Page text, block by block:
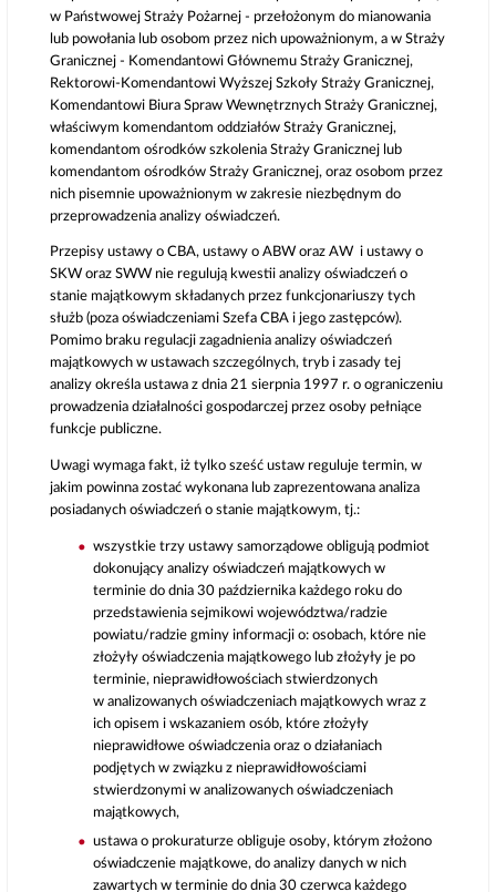
w Państwowej Straży Pożarnej - przełożonym do mianowania
lub powołania lub osobom przez nich upoważnionym, a w Straży
Granicznej - Komendantowi Głównemu Straży Granicznej,
Rektorowi-Komendantowi Wyższej Szkoły Straży Granicznej,
Komendantowi Biura Spraw Wewnętrznych Straży Granicznej,
właściwym komendantom oddziałów Straży Granicznej,
komendantom ośrodków szkolenia Straży Granicznej lub
komendantom ośrodków Straży Granicznej, oraz osobom przez
nich pisemnie upoważnionym w zakresie niezbędnym do
przeprowadzenia analizy oświadczeń.
Przepisy ustawy o CBA, ustawy o ABW oraz AW i ustawy o
SKW oraz SWW nie regulują kwestii analizy oświadczeń o
stanie majątkowym składanych przez funkcjonariuszy tych
służb (poza oświadczeniami Szefa CBA i jego zastępców).
Pomimo braku regulacji zagadnienia analizy oświadczeń
majątkowych w ustawach szczególnych, tryb i zasady tej
analizy określa ustawa z dnia 21 sierpnia 1997 r. o ograniczeniu
prowadzenia działalności gospodarczej przez osoby pełniące
funkcje publiczne.
Uwagi wymaga fakt, iż tylko sześć ustaw reguluje termin, w
jakim powinna zostać wykonana lub zaprezentowana analiza
posiadanych oświadczeń o stanie majątkowym, tj.:
wszystkie trzy ustawy samorządowe obligują podmiot
dokonujący analizy oświadczeń majątkowych w
terminie do dnia 30 października każdego roku do
przedstawienia sejmikowi województwa/radzie
powiatu/radzie gminy informacji o: osobach, które nie
złożyły oświadczenia majątkowego lub złożyły je po
terminie, nieprawidłowościach stwierdzonych
w analizowanych oświadczeniach majątkowych wraz z
ich opisem i wskazaniem osób, które złożyły
nieprawidłowe oświadczenia oraz o działaniach
podjętych w związku z nieprawidłowościami
stwierdzonymi w analizowanych oświadczeniach
majątkowych,
ustawa o prokuraturze obliguje osoby, którym złożono
oświadczenie majątkowe, do analizy danych w nich
zawartych w terminie do dnia 30 czerwca każdego